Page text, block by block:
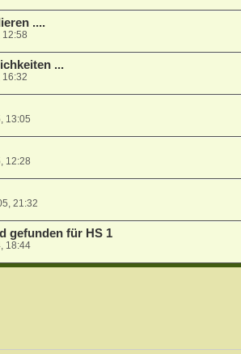
....
12:58
...
16:32
13:05
12:28
21:32
gefunden für HS 1
18:44